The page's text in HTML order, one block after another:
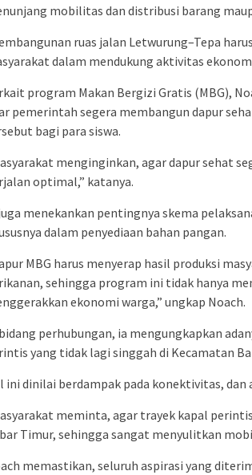
mobilitas dan distribusi barang
ruas jalan Letwurung–Tepa
dalam mendukung aktivitas
program Makan Bergizi Gratis (MBG),
pemerintah segera membangun dapur
bagi para siswa.
menginginkan, agar dapur sehat
optimal,” katanya.
menekankan pentingnya skema
dalam penyediaan bahan pangan.
MBG harus menyerap hasil produksi
sehingga program ini tidak hanya
ekonomi warga,” ungkap Noach.
perhubungan, ia mengungkapkan
yang tidak lagi singgah di Kecamatan
ini dinilai berdampak pada konektivitas,
meminta, agar trayek kapal
Timur, sehingga sangat menyulitkan
memastikan, seluruh aspirasi yang